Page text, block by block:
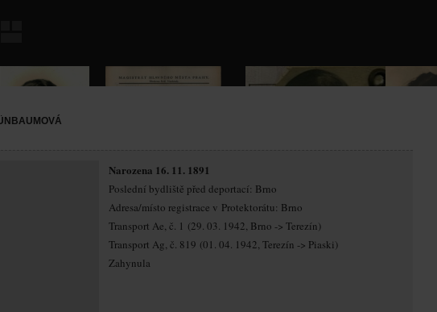
Narozena 16. 11. 1891
Poslední bydliště před deportací: Brno
Adresa/místo registrace v Protektorátu: Brno
Transport Ae, č. 1 (29. 03. 1942, Brno -> Terezín)
Transport Ag, č. 819 (01. 04. 1942, Terezín -> Piaski)
Zahynula